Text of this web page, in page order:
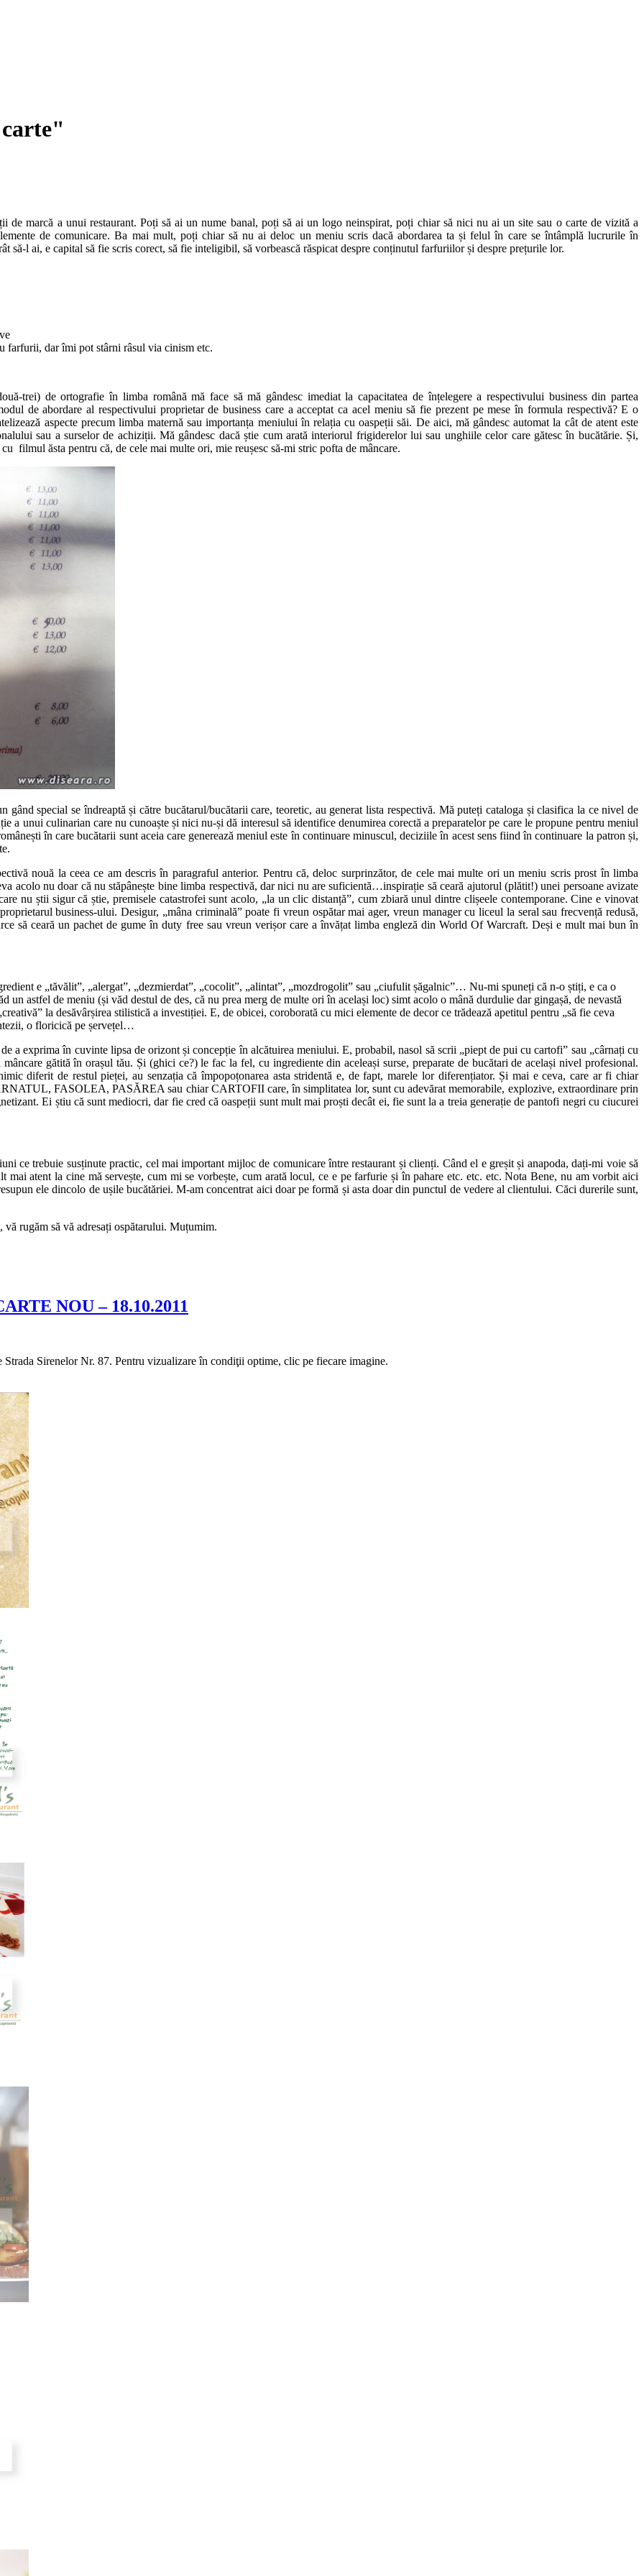
de marcă a unui restaurant. Poți să ai un nume banal, poți să ai un logo neinspirat, poți chiar să nici nu ai un site sau o carte de vizită a
de comunicare. Ba mai mult, poți chiar să nu ai deloc un meniu scris dacă abordarea ta și felul în care se întâmplă lucrurile în
să-l ai, e capital să fie scris corect, să fie inteligibil, să vorbească răspicat despre conținutul farfuriilor și despre prețurile lor.
farfurii, dar îmi pot stârni râsul via cinism etc.
trei) de ortografie în limba română mă face să mă gândesc imediat la capacitatea de înțelegere a respectivului business din partea
de abordare al respectivului proprietar de business care a acceptat ca acel meniu să fie prezent pe mese în formula respectivă? E o
aspecte precum limba maternă sau importanța meniului în relația cu oaspeții săi. De aici, mă gândesc automat la cât de atent este
sau a surselor de achiziții. Mă gândesc dacă știe cum arată interiorul frigiderelor lui sau unghiile celor care gătesc în bucătărie. Și,
filmul ăsta pentru că, de cele mai multe ori, mie reușesc să-mi stric pofta de mâncare.
gând special se îndreaptă și către bucătarul/bucătarii care, teoretic, au generat lista respectivă. Mă puteți cataloga și clasifica la ce nivel de
a unui culinarian care nu cunoaște și nici nu-și dă interesul să identifice denumirea corectă a preparatelor pe care le propune pentru meniul
în care bucătarii sunt aceia care generează meniul este în continuare minuscul, deciziile în acest sens fiind în continuare la patron și,
nouă la ceea ce am descris în paragraful anterior. Pentru că, deloc surprinzător, de cele mai multe ori un meniu scris prost în limba
acolo nu doar că nu stăpânește bine limba respectivă, dar nici nu are suficientă…inspirație să ceară ajutorul (plătit!) unei persoane avizate
nu știi sigur că știe, premisele catastrofei sunt acolo, „la un clic distanță”, cum zbiară unul dintre clișeele contemporane. Cine e vinovat
business-ului. Desigur, „mâna criminală” poate fi vreun ospătar mai ager, vreun manager cu liceul la seral sau frecvență redusă,
să ceară un pachet de gume în duty free sau vreun verișor care a învățat limba engleză din World Of Warcraft. Deși e mult mai bun în
e „tăvălit”, „alergat”, „dezmierdat”, „cocolit”, „alintat”, „mozdrogolit” sau „ciufulit șăgalnic”… Nu-mi spuneți că n-o știți, e ca o
un astfel de meniu (și văd destul de des, că nu prea merg de multe ori în același loc) simt acolo o mână durdulie dar gingașă, de nevastă
la desăvârșirea stilistică a investiției. E, de obicei, coroborată cu mici elemente de decor ce trădează apetitul pentru „să fie ceva
o floricică pe șervețel…
a exprima în cuvinte lipsa de orizont și concepție în alcătuirea meniului. E, probabil, nasol să scrii „piept de pui cu cartofi” sau „cârnați cu
gătită în orașul tău. Și (ghici ce?) le fac la fel, cu ingrediente din aceleași surse, preparate de bucătari de același nivel profesional.
diferit de restul pieței, au senzația că împopoțonarea asta stridentă e, de fapt, marele lor diferențiator. Și mai e ceva, care ar fi chiar
FASOLEA, PASĂREA sau chiar CARTOFII care, în simplitatea lor, sunt cu adevărat memorabile, explozive, extraordinare prin
Ei știu că sunt mediocri, dar fie cred că oaspeții sunt mult mai proști decât ei, fie sunt la a treia generație de pantofi negri cu ciucurei
ce trebuie susținute practic, cel mai important mijloc de comunicare între restaurant și clienți. Când el e greșit și anapoda, dați-mi voie să
atent la cine mă servește, cum mi se vorbește, cum arată locul, ce e pe farfurie și în pahare etc. etc. etc. Nota Bene, nu am vorbit aici
ele dincolo de ușile bucătăriei. M-am concentrat aici doar pe formă și asta doar din punctul de vedere al clientului. Căci durerile sunt,
vă rugăm să vă adresați ospătarului. Muțumim.
NOU – 18.10.2011
Sirenelor Nr. 87. Pentru vizualizare în condiţii optime, clic pe fiecare imagine.